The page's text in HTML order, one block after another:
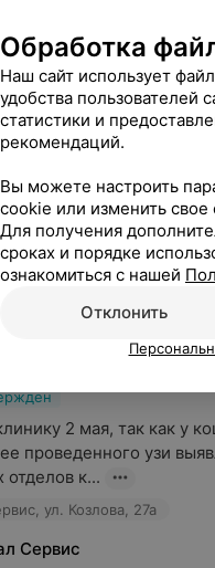
Сас Энимал Сервис, ул.
Рекомендую
– быстро,
ул. Козлова, 27а
2 мая, так как у
проведенного узи
отделов к...
ул. Козлова, 27а
Сервис
Обработка
Наш сайт использует
удобства пользователей
статистики и
рекомендаций.
Вы можете настроить
cookie или изменить свое
Для получения
сроках и порядке
ознакомиться с нашей
Отклонить